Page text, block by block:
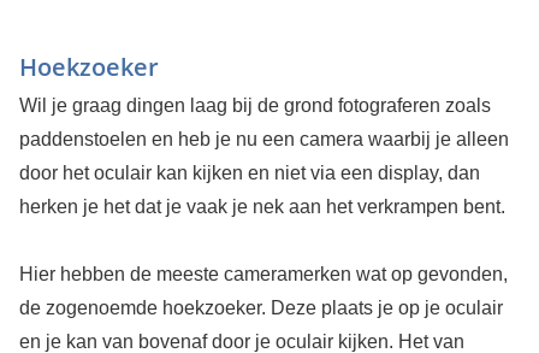
Hoekzoeker
Wil je graag dingen laag bij de grond fotograferen zoals
paddenstoelen en heb je nu een camera waarbij je alleen
door het oculair kan kijken en niet via een display, dan
herken je het dat je vaak je nek aan het verkrampen bent.
Hier hebben de meeste cameramerken wat op gevonden,
de zogenoemde hoekzoeker. Deze plaats je op je oculair
en je kan van bovenaf door je oculair kijken. Het van